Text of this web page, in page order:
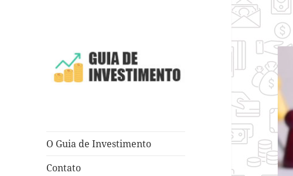
O Guia de Investimento
Contato